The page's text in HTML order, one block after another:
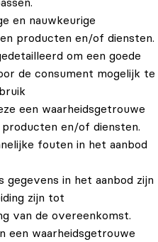
en nauwkeurige
producten en/of diensten.
om een goede
de consument mogelijk te
een waarheidsgetrouwe
en/of diensten.
fouten in het aanbod
gegevens in het aanbod zijn
zijn tot
van de overeenkomst.
een waarheidsgetrouwe